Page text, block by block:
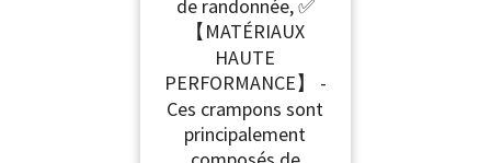
de randonnée, ✅
【MATÉRIAUX
HAUTE
PERFORMANCE】 -
Ces crampons sont
principalement